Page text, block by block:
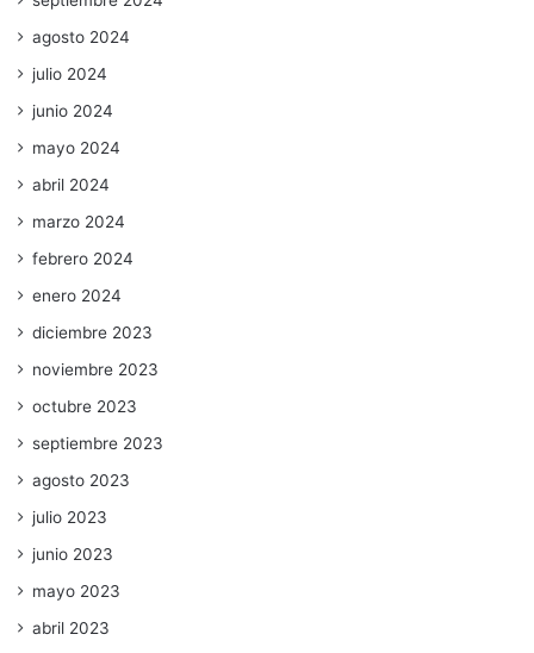
agosto 2024
julio 2024
junio 2024
mayo 2024
abril 2024
marzo 2024
febrero 2024
enero 2024
diciembre 2023
noviembre 2023
octubre 2023
septiembre 2023
agosto 2023
julio 2023
junio 2023
mayo 2023
abril 2023